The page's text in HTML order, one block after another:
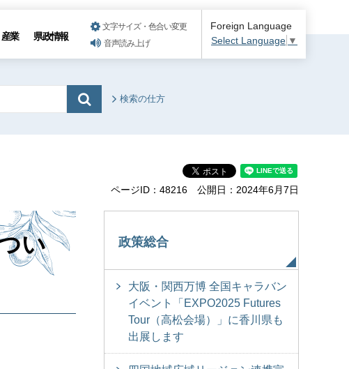
産業 県政情報
文字サイズ・色合い変更
音声読み上げ
Foreign Language
Select Language ▼
検索の仕方
ページID：48216 公開日：2024年6月7日
い
政策総合
大阪・関西万博 全国キャラバン
イベント「EXPO2025 Futures
Tour（高松会場）」に香川県も
出展します